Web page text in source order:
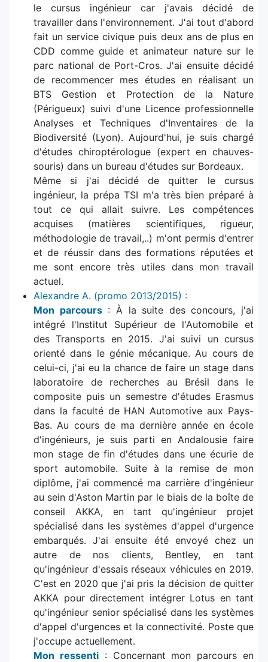
le cursus ingénieur car j'avais décidé de
travailler dans l'environnement. J'ai tout d'abord
fait un service civique puis deux ans de plus en
CDD comme guide et animateur nature sur le
parc national de Port-Cros. J'ai ensuite décidé
de recommencer mes études en réalisant un
BTS Gestion et Protection de la Nature
(Périgueux) suivi d'une Licence professionnelle
Analyses et Techniques d'Inventaires de la
Biodiversité (Lyon). Aujourd'hui, je suis chargé
d'études chiroptérologue (expert en chauves-
souris) dans un bureau d'études sur Bordeaux.
Même si j'ai décidé de quitter le cursus
ingénieur, la prépa TSI m'a très bien préparé à
tout ce qui allait suivre. Les compétences
acquises (matières scientifiques, rigueur,
méthodologie de travail,..) m'ont permis d'entrer
et de réussir dans des formations réputées et
me sont encore très utiles dans mon travail
actuel.
Alexandre A. (promo 2013/2015) :
Mon parcours: À la suite des concours, j'ai
intégré l'Institut Supérieur de l'Automobile et
des Transports en 2015. J'ai suivi un cursus
orienté dans le génie mécanique. Au cours de
celui-ci, j'ai eu la chance de faire un stage dans
laboratoire de recherches au Brésil dans le
composite puis un semestre d'études Erasmus
dans la faculté de HAN Automotive aux Pays-
Bas. Au cours de ma dernière année en école
d'ingénieurs, je suis parti en Andalousie faire
mon stage de fin d'études dans une écurie de
sport automobile. Suite à la remise de mon
diplôme, j'ai commencé ma carrière d'ingénieur
au sein d'Aston Martin par le biais de la boîte de
conseil AKKA, en tant qu'ingénieur projet
spécialisé dans les systèmes d'appel d'urgence
embarqués. J'ai ensuite été envoyé chez un
autre de nos clients, Bentley, en tant
qu'ingénieur d'essais réseaux véhicules en 2019.
C'est en 2020 que j'ai pris la décision de quitter
AKKA pour directement intégrer Lotus en tant
qu'ingénieur senior spécialisé dans les systèmes
d'appel d'urgences et la connectivité. Poste que
j'occupe actuellement.
Mon ressenti: Concernant mon parcours en